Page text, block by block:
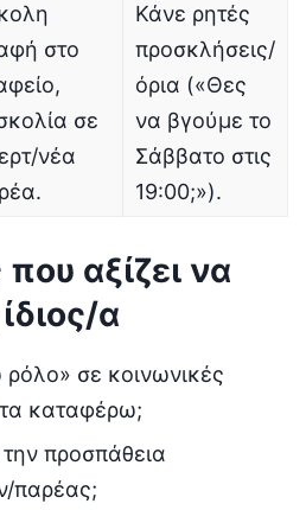
στο
σε
νέα
Κάνε ρητές
προσκλήσεις/
όρια («Θες
να βγούμε το
Σάββατο στις
19:00;»).
αξίζει να
α
σε κοινωνικές
καταφέρω;
προσπάθεια
παρέας;